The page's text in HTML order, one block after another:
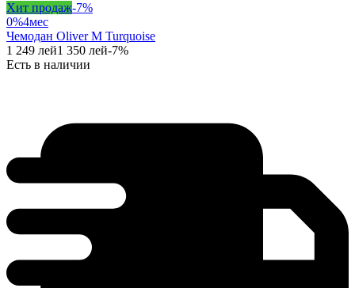
Хит продаж-7%
0%4мес
Чемодан Oliver M Turquoise
1 249 лей1 350 лей-7%
Есть в наличии